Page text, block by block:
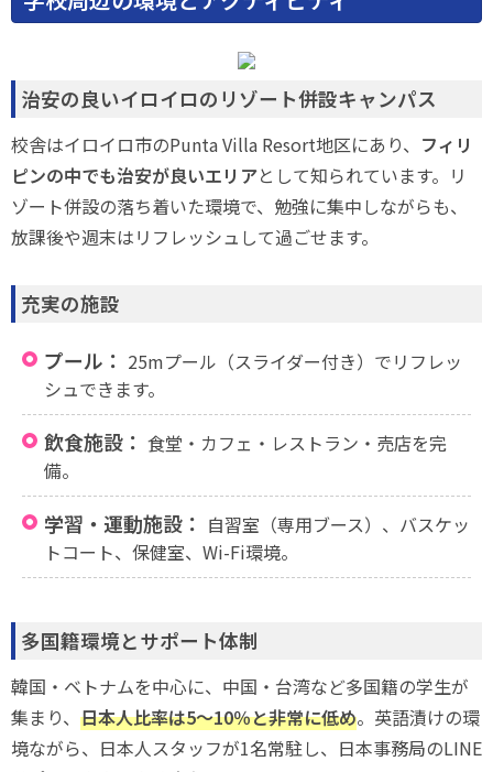
治安の良いイロイロのリゾート併設キャンパス
校舎はイロイロ市のPunta Villa Resort地区にあり、 フィリ
ピンの中でも治安が良いエリアとして知られています。リ
ゾート併設の落ち着いた環境で、勉強に集中しながらも、
放課後や週末はリフレッシュして過ごせます。
充実の施設
プール： 25mプール（スライダー付き）でリフレッ
シュできます。
飲食施設： 食堂・カフェ・レストラン・売店を完
備。
学習・運動施設： 自習室（専用ブース）、バスケッ
トコート、保健室、Wi-Fi環境。
多国籍環境とサポート体制
韓国・ベトナムを中心に、中国・台湾など多国籍の学生が
集まり、 日本人比率は5〜10％と非常に低め。英語漬けの環
境ながら、日本人スタッフが1名常駐し、日本事務局のLINE